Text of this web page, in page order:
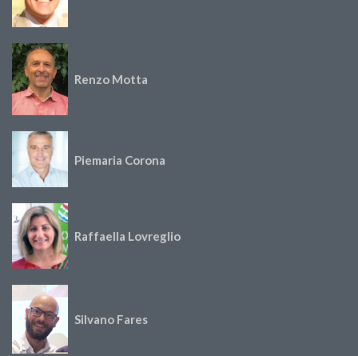
Renzo Motta
Piemaria Corona
Raffaella Lovreglio
Silvano Fares